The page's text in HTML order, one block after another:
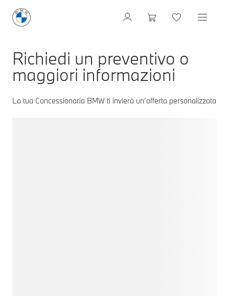
Richiedi un preventivo o
maggiori informazioni
La tua Concessionaria BMW ti invierà un‘offerta personalizzata